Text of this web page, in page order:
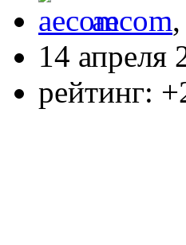
aecom,
14 апреля
рейтинг: